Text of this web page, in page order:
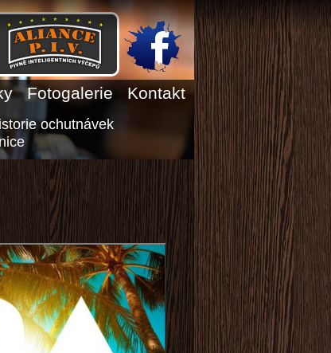
Fotogalerie Kontakt
ochutnávek